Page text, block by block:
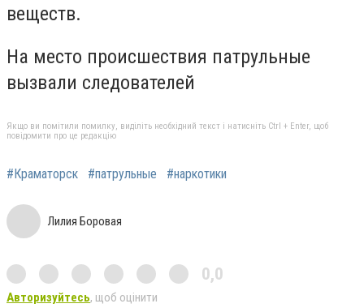
веществ.
На место происшествия патрульные
вызвали следователей
Якщо ви помітили помилку, виділіть необхідний текст і натисніть Ctrl + Enter, щоб
повідомити про це редакцію
#Краматорск #патрульные #наркотики
Лилия Боровая
0,0
Авторизуйтесь, щоб оцінити